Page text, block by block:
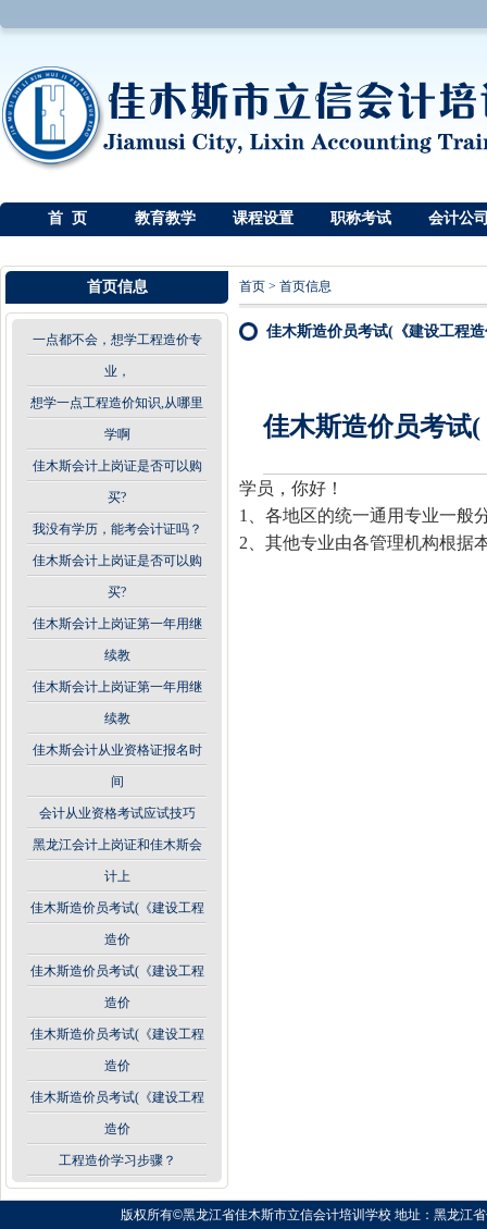
首 页 教育教学 课程设置 职称考试 会计公
首页信息
一点都不会，想学工程造价专
业，
想学一点工程造价知识,从哪里
学啊
佳木斯会计上岗证是否可以购
买?
我没有学历，能考会计证吗？
佳木斯会计上岗证是否可以购
买?
佳木斯会计上岗证第一年用继
续教
佳木斯会计上岗证第一年用继
续教
佳木斯会计从业资格证报名时
间
会计从业资格考试应试技巧
黑龙江会计上岗证和佳木斯会
计上
佳木斯造价员考试(《建设工程
造价
佳木斯造价员考试(《建设工程
造价
佳木斯造价员考试(《建设工程
造价
佳木斯造价员考试(《建设工程
造价
工程造价学习步骤？
首页 > 首页信息
佳木斯造价员考试(《建设工程
佳木斯造价员考试
学员，你好！
1
、各地区的统一通用专业一般
2 、其他专业由各管理机构根
版权所有©黑龙江省佳木斯市立信会计培训学校 地址：黑龙江